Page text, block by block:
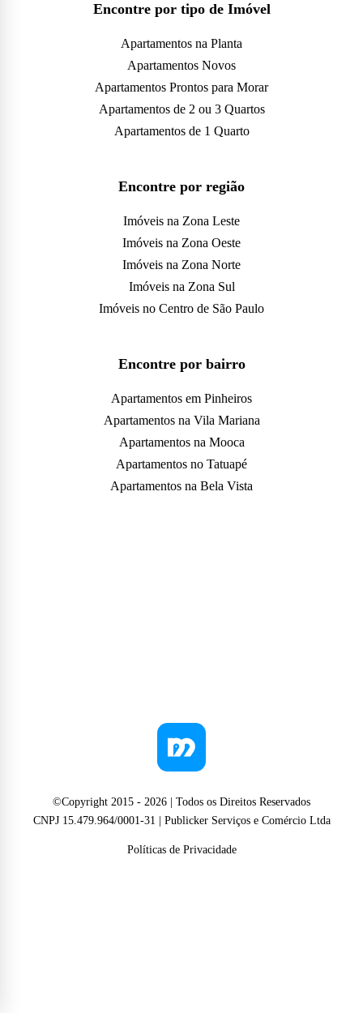
Encontre por tipo de Imóvel
Apartamentos na Planta
Apartamentos Novos
Apartamentos Prontos para Morar
Apartamentos de 2 ou 3 Quartos
Apartamentos de 1 Quarto
Encontre por região
Imóveis na Zona Leste
Imóveis na Zona Oeste
Imóveis na Zona Norte
Imóveis na Zona Sul
Imóveis no Centro de São Paulo
Encontre por bairro
Apartamentos em Pinheiros
Apartamentos na Vila Mariana
Apartamentos na Mooca
Apartamentos no Tatuapé
Apartamentos na Bela Vista
©Copyright 2015 - 2026 | Todos os Direitos Reservados
CNPJ 15.479.964/0001-31 | Publicker Serviços e Comércio Ltda
Políticas de Privacidade